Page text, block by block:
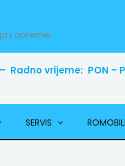
i opreme
vrijeme: PON –
SERVIS ROMOBILI